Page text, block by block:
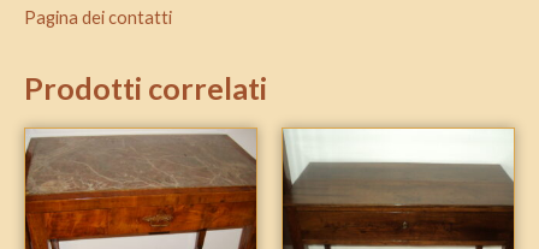
Pagina dei contatti
Prodotti correlati